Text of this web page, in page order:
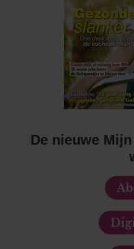
De nieuwe